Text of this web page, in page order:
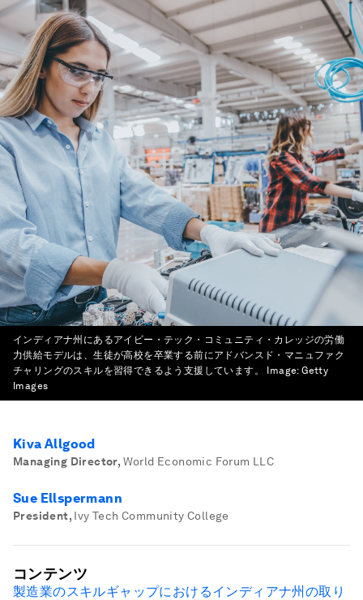
インディアナ州にあるアイビー・テック・コミュニティ・カレッジの労働
力供給モデルは、生徒が高校を卒業する前にアドバンスド・マニュファク
チャリングのスキルを習得できるよう支援しています。
Image:Getty
Images
Kiva Allgood
Managing Director, World Economic Forum LLC
Sue Ellspermann
President, Ivy Tech Community College
コンテンツ
製造業のスキルギャップにおけるインディアナ州の取り